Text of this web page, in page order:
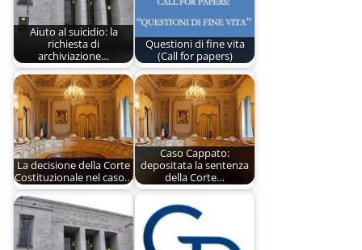
Aiuto al suicidio: la
richiesta di
archiviazione…
Questioni di fine vita
(Call for papers)
La decisione della Corte
Costituzionale nel caso…
Caso Cappato:
depositata la sentenza
della Corte…